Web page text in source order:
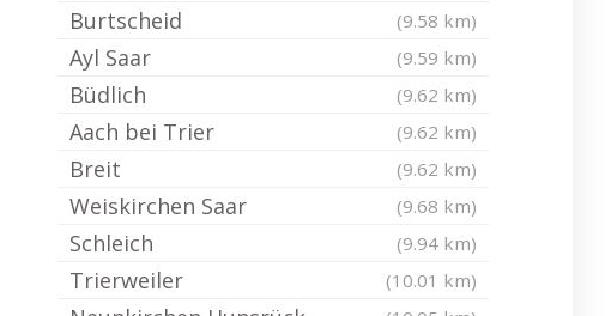
Burtscheid (9.58 km)
Ayl Saar (9.59 km)
Büdlich (9.62 km)
Aach bei Trier (9.62 km)
Breit (9.62 km)
Weiskirchen Saar (9.68 km)
Schleich (9.94 km)
Trierweiler (10.01 km)